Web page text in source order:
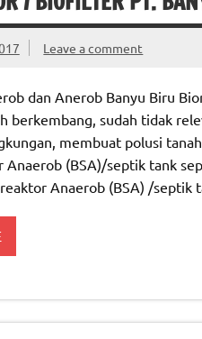
Leave a comment
dan Anerob Banyu Biru
berkembang, sudah tidak
membuat polusi
Anaerob (BSA)/septik tank
Anaerob (BSA) /septik